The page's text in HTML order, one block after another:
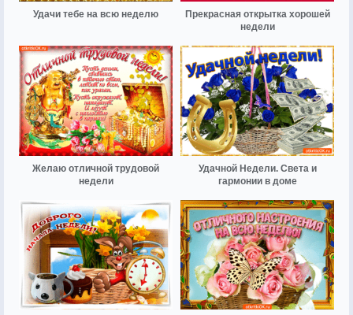
Удачи тебе на всю неделю
Прекрасная открытка хорошей
недели
Желаю отличной трудовой
недели
Удачной Недели. Света и
гармонии в доме